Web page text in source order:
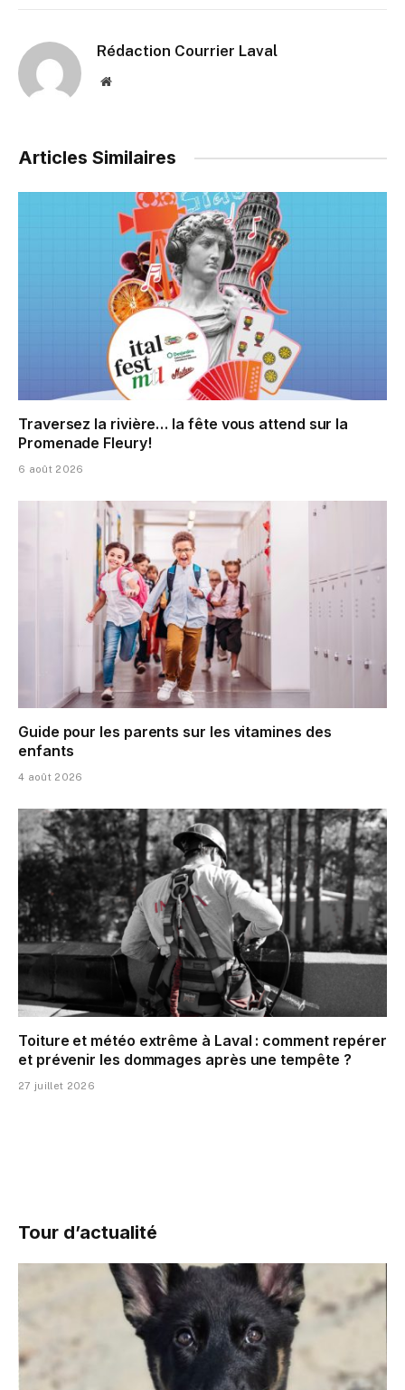
Rédaction Courrier Laval
Website
Articles Similaires
Traversez la rivière… la fête vous attend sur la
Promenade Fleury!
6 août 2026
Guide pour les parents sur les vitamines des
enfants
4 août 2026
Toiture et météo extrême à Laval : comment repérer
et prévenir les dommages après une tempête ?
27 juillet 2026
Tour d’actualité